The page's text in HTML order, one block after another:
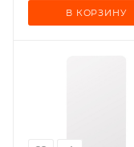
В КОРЗИНУ